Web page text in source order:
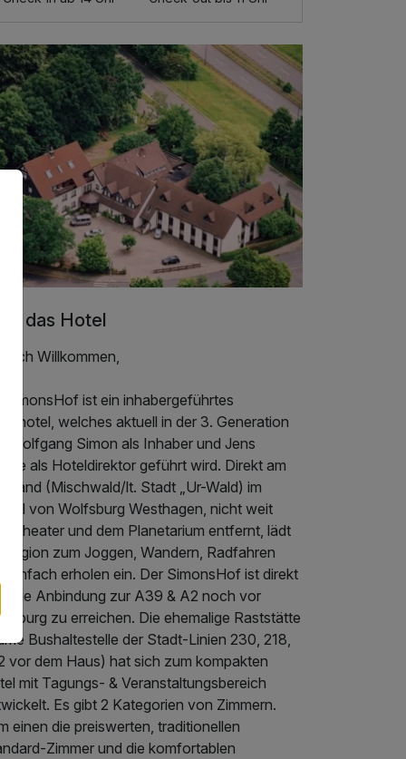
das Hotel
Willkommen,
SimonsHof ist ein inhabergeführtes
welches aktuell in der 3. Generation
Wolfgang Simon als Inhaber und Jens
als Hoteldirektor geführt wird. Direkt am
(Mischwald/lt. Stadt „Ur-Wald) im
von Wolfsburg Westhagen, nicht weit
Theater und dem Planetarium entfernt, lädt
Region zum Joggen, Wandern, Radfahren
einfach erholen ein. Der SimonsHof ist direkt
die Anbindung zur A39 & A2 noch vor
zu erreichen. Die ehemalige Raststätte
Bushaltestelle der Stadt-Linien 230, 218,
vor dem Haus) hat sich zum kompakten
mit Tagungs- & Veranstaltungsbereich
Es gibt 2 Kategorien von Zimmern.
einen die preiswerten, traditionellen
Zimmer und die komfortablen